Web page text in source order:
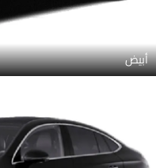
أبيض